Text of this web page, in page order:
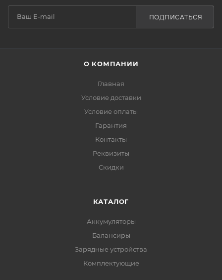
ПОДПИСАТЬСЯ
О КОМПАНИИ
Главная
Условие доставки
Условие оплаты
Гарантия
Контакты
Реквизиты
Скидки
КАТАЛОГ
Аккумуляторы
Балансиры
Зарядные устройства
Комплектующие